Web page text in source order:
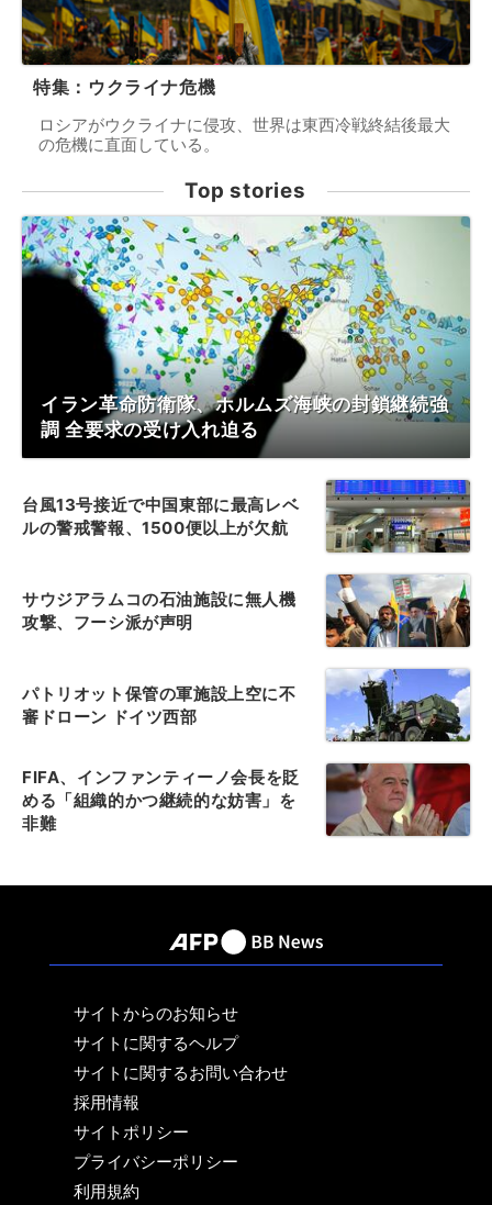
特集：ウクライナ危機
ロシアがウクライナに侵攻、世界は東西冷戦終結後最大
の危機に直面している。
Top stories
イラン革命防衛隊、ホルムズ海峡の封鎖継続強
調 全要求の受け入れ迫る
台風13号接近で中国東部に最高レベ
ルの警戒警報、1500便以上が欠航
サウジアラムコの石油施設に無人機
攻撃、フーシ派が声明
パトリオット保管の軍施設上空に不
審ドローン ドイツ西部
FIFA、インファンティーノ会長を貶
める「組織的かつ継続的な妨害」を
非難
サイトからのお知らせ
サイトに関するヘルプ
サイトに関するお問い合わせ
採用情報
サイトポリシー
プライバシーポリシー
利用規約